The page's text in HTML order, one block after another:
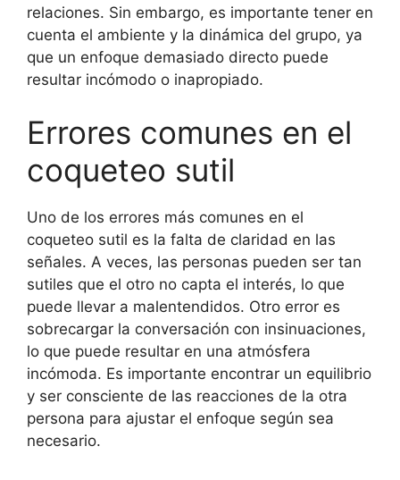
relaciones. Sin embargo, es importante tener en
cuenta el ambiente y la dinámica del grupo, ya
que un enfoque demasiado directo puede
resultar incómodo o inapropiado.
Errores comunes en el
coqueteo sutil
Uno de los errores más comunes en el
coqueteo sutil es la falta de claridad en las
señales. A veces, las personas pueden ser tan
sutiles que el otro no capta el interés, lo que
puede llevar a malentendidos. Otro error es
sobrecargar la conversación con insinuaciones,
lo que puede resultar en una atmósfera
incómoda. Es importante encontrar un equilibrio
y ser consciente de las reacciones de la otra
persona para ajustar el enfoque según sea
necesario.